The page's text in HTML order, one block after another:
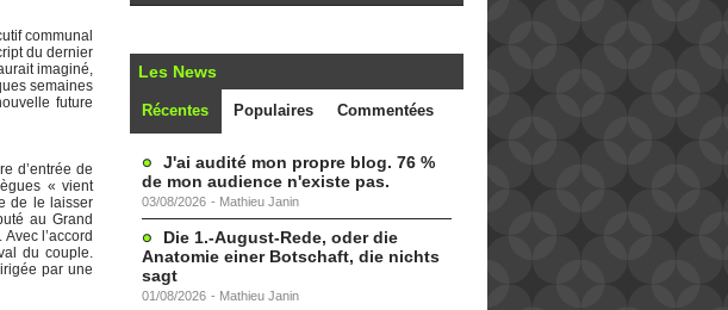
communal
du dernier
imaginé,
semaines
future
d’entrée de
« vient
de le laisser
au Grand
l’accord
du couple.
par une
Les News
Récentes Populaires Commentées
J'ai audité mon propre blog. 76 %
de mon audience n'existe pas.
03/08/2026 - Mathieu Janin
Die 1.-August-Rede, oder die
Anatomie einer Botschaft, die nichts
sagt
01/08/2026 - Mathieu Janin